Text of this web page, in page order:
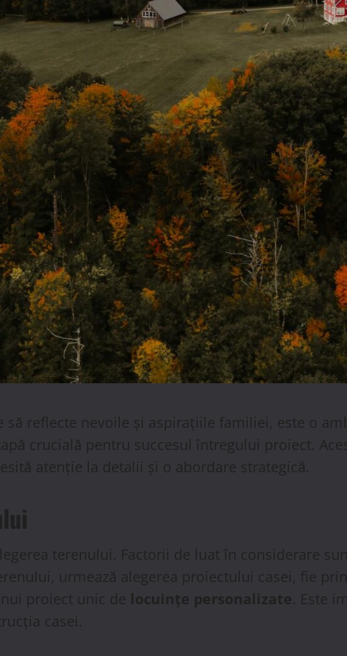
reflecte nevoile și aspirațiile familiei, este o
crucială pentru succesul întregului proiect.
atenție la detalii și o abordare strategică.
terenului. Factorii de luat în considerare
urmează alegerea proiectului casei, fie
proiect unic de locuințe personalizate. Este
casei.